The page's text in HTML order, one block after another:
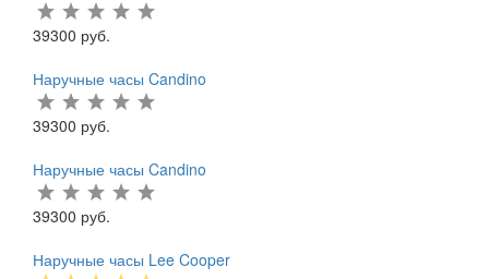
39300 руб.
Наручные часы Candino
39300 руб.
Наручные часы Candino
39300 руб.
Наручные часы Lee Cooper